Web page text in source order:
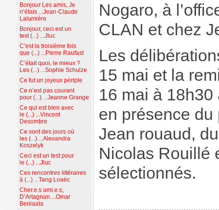
Nogaro, à
CLAN et chez
Les
15 mai et la
16 mai à 18h30
en présence
Jean rouaud,
Nicolas Rouillé
sélectionnés.
Bonjour Les amis, Je
n’étais ...Jean-Claude
Lalumière
Bonjour, ceci est un
test (...) ...Jluc
C’est la troisième fois
que (...) ...Pierre Raufast
C’était quoi, le mieux ?
Les (...) ...Sophie Schulze
Ce fut un joyeux périple
Ce n’est pas courant
pour (...) ...Jeanne Grange
Ce qui est bien avec
le (...) ...Vincent
Desombre
Ce sont des jours où
les (...) ...Alexandra
Koszelyk
Ceci est un test pour
le (...) ...Jluc
Ces rencontres littéraires
à (...) ...Tang Loaëc
Cher.e.s ami.e.s,
D’Artagnan ...Omar
Benlaala